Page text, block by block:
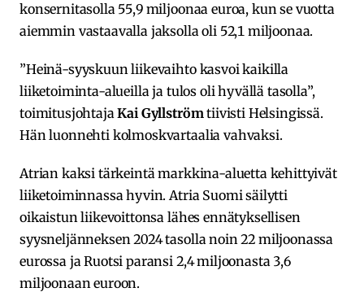
konsernitasolla 55,9 miljoonaa euroa, kun se vuotta
aiemmin vastaavalla jaksolla oli 52,1 miljoonaa.
”Heinä-syyskuun liikevaihto kasvoi kaikilla
liiketoiminta-alueilla ja tulos oli hyvällä tasolla”,
toimitusjohtajaKai Gyllströmtiivisti Helsingissä.
Hän luonnehti kolmoskvartaalia vahvaksi.
Atrian kaksi tärkeintä markkina-aluetta kehittyivät
liiketoiminnassa hyvin. Atria Suomi säilytti
oikaistun liikevoittonsa lähes ennätyksellisen
syysneljänneksen 2024 tasolla noin 22 miljoonassa
eurossa ja Ruotsi paransi 2,4 miljoonasta 3,6
miljoonaan euroon.